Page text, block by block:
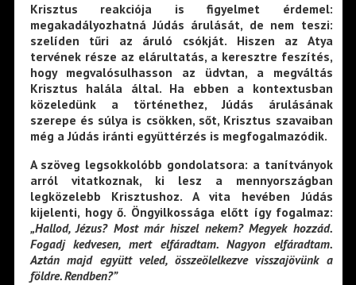
Krisztus reakciója is figyelmet érdemel:
megakadályozhatná Júdás árulását, de nem teszi:
szelíden tűri az áruló csókját. Hiszen az Atya
tervének része az elárultatás, a keresztre feszítés,
hogy megvalósulhasson az üdvtan, a megváltás
Krisztus halála által. Ha ebben a kontextusban
közeledünk a történethez, Júdás árulásának
szerepe és súlya is csökken, sőt, Krisztus szavaiban
még a Júdás iránti együttérzés is megfogalmazódik.
A szöveg legsokkolóbb gondolatsora: a tanítványok
arról vitatkoznak, ki lesz a mennyországban
legközelebb Krisztushoz. A vita hevében Júdás
kijelenti, hogy ő. Öngyilkossága előtt így fogalmaz:
„Hallod, Jézus? Most már hiszel nekem? Megyek hozzád.
Fogadj kedvesen, mert elfáradtam. Nagyon elfáradtam.
Aztán majd együtt veled, összeölelkezve visszajövünk a
földre. Rendben?”